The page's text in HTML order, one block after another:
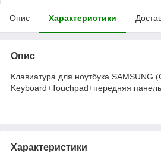
Опис Характеристики
Опис
Клавиатура для ноутбука SAMSUNG
Keyboard+Touchpad+передняя
Характеристики